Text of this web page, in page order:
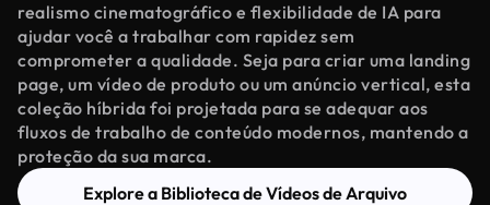
realismo cinematográfico e flexibilidade de IA para
ajudar você a trabalhar com rapidez sem
comprometer a qualidade. Seja para criar uma landing
page, um vídeo de produto ou um anúncio vertical, esta
coleção híbrida foi projetada para se adequar aos
fluxos de trabalho de conteúdo modernos, mantendo a
proteção da sua marca.
Explore a Biblioteca de Vídeos de Arquivo